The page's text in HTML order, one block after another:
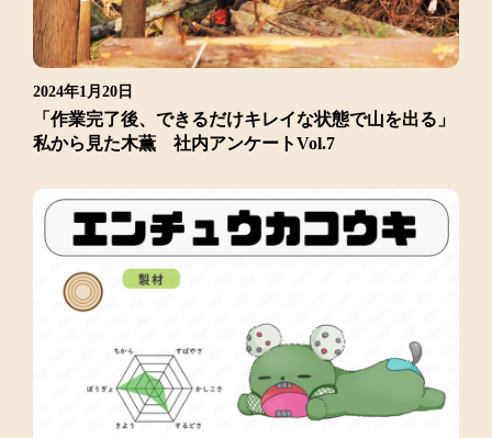
2024年1月20日
「作業完了後、できるだけキレイな状態で山を出る」
私から見た木薫 社内アンケートVol.7